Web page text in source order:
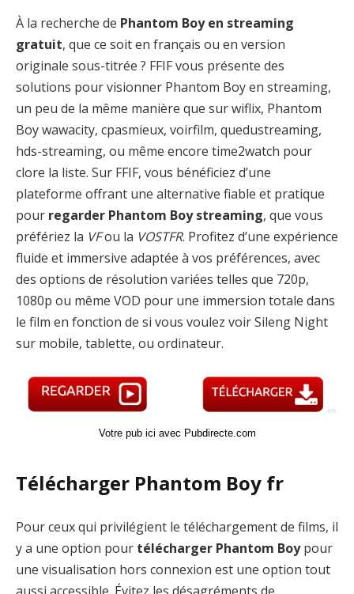
À la recherche de Phantom Boy en streaming
gratuit, que ce soit en français ou en version
originale sous-titrée ? FFIF vous présente des
solutions pour visionner Phantom Boy en streaming,
un peu de la même manière que sur wiflix, Phantom
Boy wawacity, cpasmieux, voirfilm, quedustreaming,
hds-streaming, ou même encore time2watch pour
clore la liste. Sur FFIF, vous bénéficiez d’une
plateforme offrant une alternative fiable et pratique
pour regarder Phantom Boy streaming, que vous
préfériez la VFou la VOSTFR. Profitez d’une expérience
fluide et immersive adaptée à vos préférences, avec
des options de résolution variées telles que 720p,
1080p ou même VOD pour une immersion totale dans
le film en fonction de si vous voulez voir Sileng Night
sur mobile, tablette, ou ordinateur.
Votre pub ici avec Pubdirecte.com
Télécharger Phantom Boy fr
Pour ceux qui privilégient le téléchargement de films, il
y a une option pour télécharger Phantom Boypour
une visualisation hors connexion est une option tout